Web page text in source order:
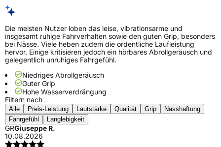
Die meisten Nutzer loben das leise, vibrationsarme und
insgesamt ruhige Fahrverhalten sowie den guten Grip, besonders
bei Nässe. Viele heben zudem die ordentliche Laufleistung
hervor. Einige kritisieren jedoch ein hörbares Abrollgeräusch und
gelegentlich unruhiges Fahrgefühl.
Niedriges Abrollgeräusch
Guter Grip
Hohe Wasserverdrängung
Filtern nach
Alle Preis-Leistung Lautstärke Qualität Grip
Nasshaftung
Fahrgefühl
Langlebigkeit
GRGiuseppe R.
10.08.2026